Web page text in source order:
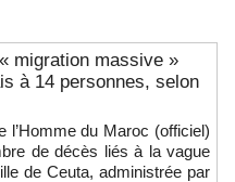
migration massive »
à 14 personnes, selon
l’Homme du Maroc (officiel)
de décès liés à la vague
de Ceuta, administrée par